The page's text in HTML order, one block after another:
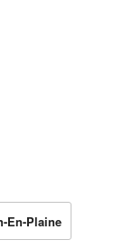
En-Plaine